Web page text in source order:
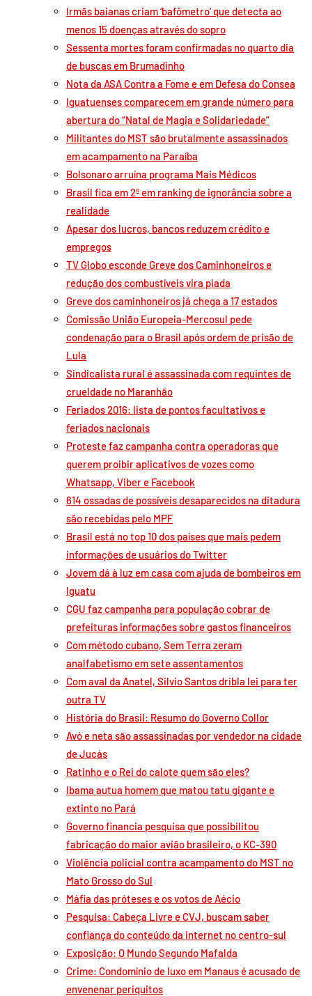
Irmãs baianas criam ‘bafômetro’ que detecta ao
menos 15 doenças através do sopro
Sessenta mortes foram confirmadas no quarto dia
de buscas em Brumadinho
Nota da ASA Contra a Fome e em Defesa do Consea
Iguatuenses comparecem em grande número para
abertura do “Natal de Magia e Solidariedade”
Militantes do MST são brutalmente assassinados
em acampamento na Paraíba
Bolsonaro arruína programa Mais Médicos
Brasil fica em 2º em ranking de ignorância sobre a
realidade
Apesar dos lucros, bancos reduzem crédito e
empregos
TV Globo esconde Greve dos Caminhoneiros e
redução dos combustíveis vira piada
Greve dos caminhoneiros já chega a 17 estados
Comissão União Europeia-Mercosul pede
condenação para o Brasil após ordem de prisão de
Lula
Sindicalista rural é assassinada com requintes de
crueldade no Maranhão
Feriados 2016: lista de pontos facultativos e
feriados nacionais
Proteste faz campanha contra operadoras que
querem proibir aplicativos de vozes como
Whatsapp, Viber e Facebook
614 ossadas de possíveis desaparecidos na ditadura
são recebidas pelo MPF
Brasil está no top 10 dos países que mais pedem
informações de usuários do Twitter
Jovem dá à luz em casa com ajuda de bombeiros em
Iguatu
CGU faz campanha para população cobrar de
prefeituras informações sobre gastos financeiros
Com método cubano, Sem Terra zeram
analfabetismo em sete assentamentos
Com aval da Anatel, Silvio Santos dribla lei para ter
outra TV
História do Brasil: Resumo do Governo Collor
Avó e neta são assassinadas por vendedor na cidade
de Jucás
Ratinho e o Rei do calote quem são eles?
Ibama autua homem que matou tatu gigante e
extinto no Pará
Governo financia pesquisa que possibilitou
fabricação do maior avião brasileiro, o KC-390
Violência policial contra acampamento do MST no
Mato Grosso do Sul
Máfia das próteses e os votos de Aécio
Pesquisa: Cabeça Livre e CVJ, buscam saber
confiança do conteúdo da internet no centro-sul
Exposição: O Mundo Segundo Mafalda
Crime: Condomínio de luxo em Manaus é acusado de
envenenar periquitos